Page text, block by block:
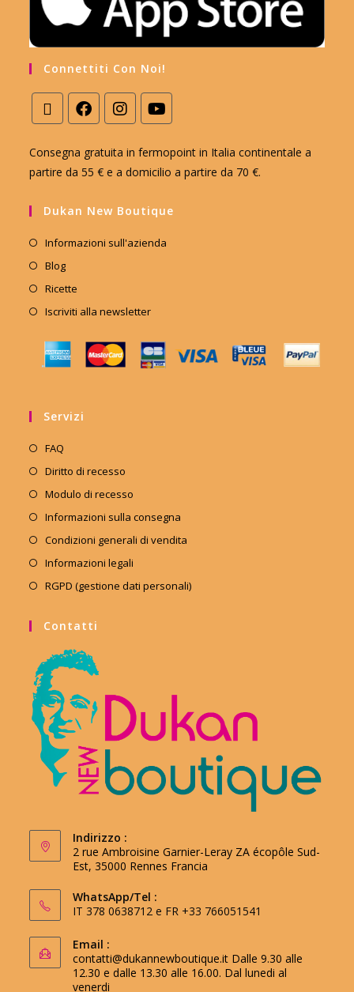
Connettiti Con Noi!
Consegna gratuita in fermopoint in Italia continentale a
partire da 55 € e a domicilio a partire da 70 €.
Dukan New Boutique
Informazioni sull'azienda
Blog
Ricette
Iscriviti alla newsletter
Servizi
FAQ
Diritto di recesso
Modulo di recesso
Informazioni sulla consegna
Condizioni generali di vendita
Informazioni legali
RGPD (gestione dati personali)
Contatti
Indirizzo :
2 rue Ambroisine Garnier-Leray ZA écopôle Sud-
Est, 35000 Rennes Francia
WhatsApp/Tel :
IT 378 0638712 e FR +33 766051541
Email :
contatti@dukannewboutique.it Dalle 9.30 alle
12.30 e dalle 13.30 alle 16.00. Dal lunedi al
venerdi